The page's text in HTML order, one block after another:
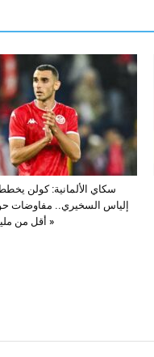
إلياس السخيري.. مفاوضات
أقل من مليوني يورو »